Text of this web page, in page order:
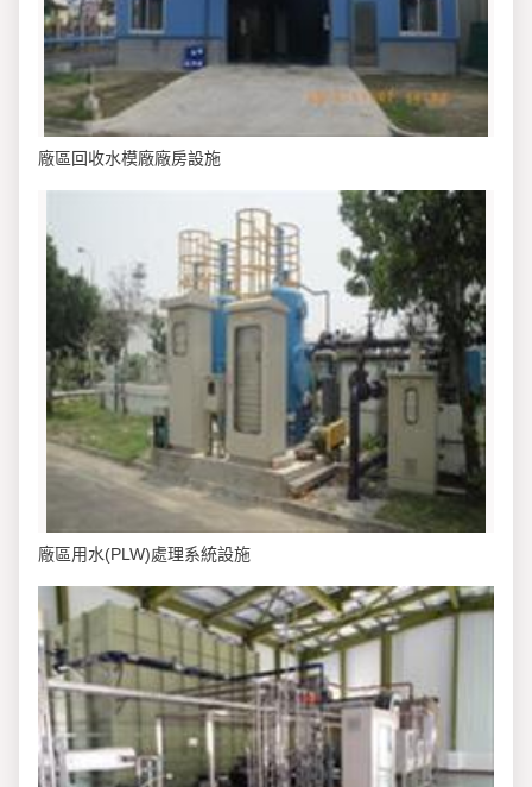
廠區回收水模廠廠房設施
廠區用水(PLW)處理系統設施